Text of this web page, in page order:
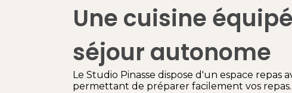
Une cuisine
séjour autonome
Le Studio Pinasse dispose d'un espace repas
permettant de préparer facilement vos repas.